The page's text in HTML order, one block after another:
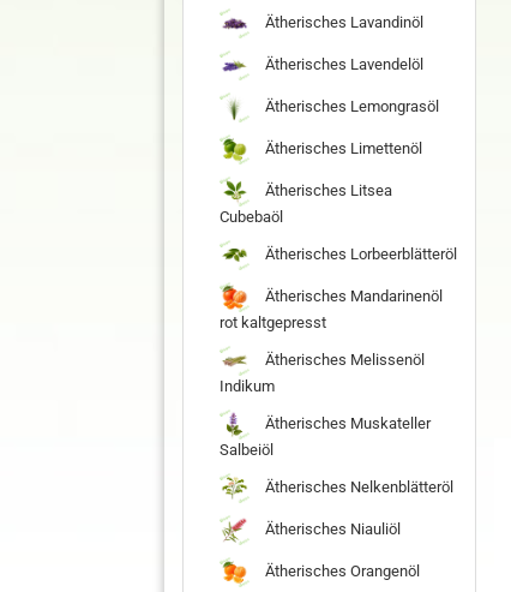
Ätherisches Lavandinöl
Ätherisches Lavendelöl
Ätherisches Lemongrasöl
Ätherisches Limettenöl
Ätherisches Litsea
Cubebaöl
Ätherisches Lorbeerblätteröl
Ätherisches Mandarinenöl
rot kaltgepresst
Ätherisches Melissenöl
Indikum
Ätherisches Muskateller
Salbeiöl
Ätherisches Nelkenblätteröl
Ätherisches Niauliöl
Ätherisches Orangenöl